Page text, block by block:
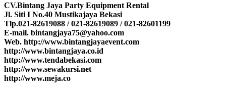
CV.Bintang Jaya Party Equipment Rental
Jl. Siti I No.40 Mustikajaya Bekasi
Tlp.021-82619088 / 021-82619089 / 021-82601199
E-mail. bintangjaya75@yahoo.com
Web. http://www.bintangjayaevent.com
http://www.bintangjaya.co.id
http://www.tendabekasi.com
http://www.sewakursi.net
http://www.meja.co